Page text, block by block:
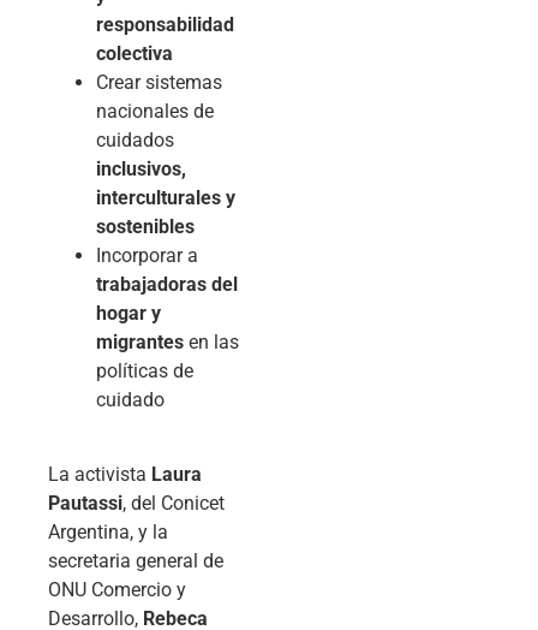
responsabilidad
colectiva
Crear sistemas
nacionales de
cuidados
inclusivos,
interculturales y
sostenibles
Incorporar a
trabajadoras del
hogar y
migrantes en las
políticas de
cuidado
La activista Laura
Pautassi, del Conicet
Argentina, y la
secretaria general de
ONU Comercio y
Desarrollo, Rebeca